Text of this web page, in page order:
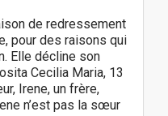
de redressement
pour des raisons qui
Elle décline son
Cecilia Maria, 13
Irene, un frère,
n’est pas la sœur